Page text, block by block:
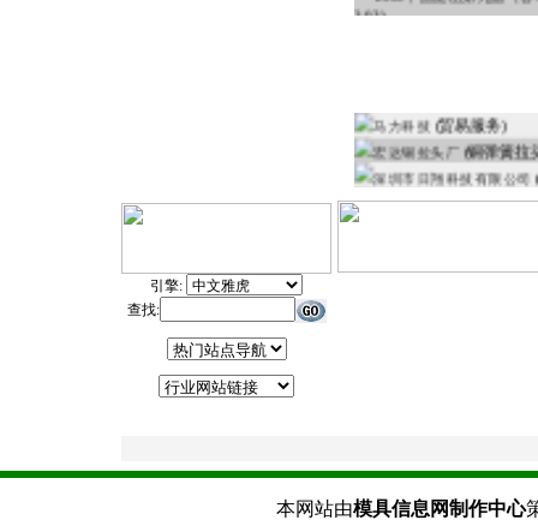
引擎:
查找:
3.03)
第十二届中国机床、工模
2005中国长春第五届国
第二届中国天津国际机
马力科技 (贸易服务)
宏达铜拉头厂(铜弹簧拉
深圳市日翔科技有限公司
普兵模具厂(注塑模具)
本网站由模具信息网制作中心